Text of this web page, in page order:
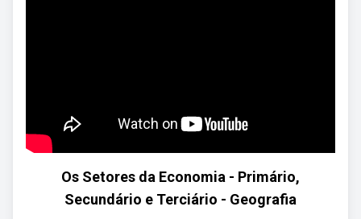
Os Setores da Economia - Primário,
Secundário e Terciário - Geografia